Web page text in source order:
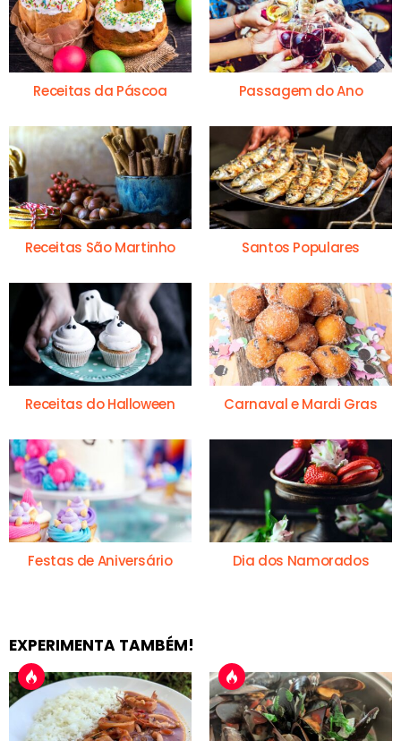
Receitas da Páscoa Passagem do Ano
Receitas São Martinho Santos Populares
Receitas do Halloween Carnaval e Mardi Gras
Festas de Aniversário Dia dos Namorados
EXPERIMENTA TAMBÉM!